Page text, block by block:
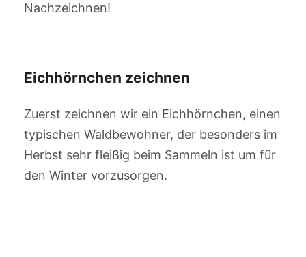
Nachzeichnen!
Eichhörnchen zeichnen
Zuerst zeichnen wir ein Eichhörnchen, einen
typischen Waldbewohner, der besonders im
Herbst sehr fleißig beim Sammeln ist um für
den Winter vorzusorgen.